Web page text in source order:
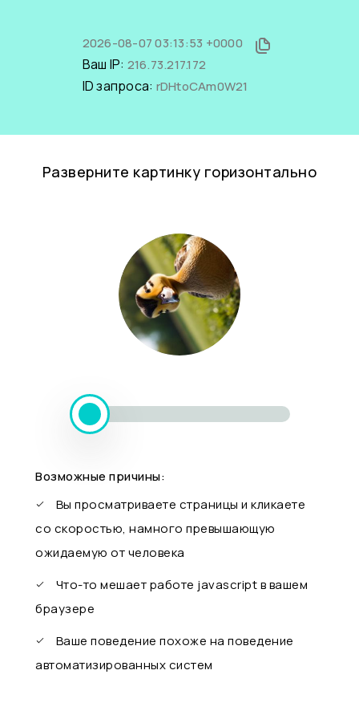
2026-08-07 03:13:53 +0000
Ваш IP: 216.73.217.172
ID запроса: rDHtoCAm0W21
Разверните картинку горизонтально
Возможные причины:
Вы просматриваете страницы и кликаете
со скоростью, намного превышающую
ожидаемую от человека
Что-то мешает работе javascript в вашем
браузере
Ваше поведение похоже на поведение
автоматизированных систем